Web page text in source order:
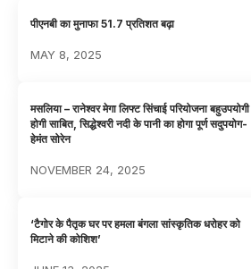
पीएनबी का मुनाफा 51.7 प्रतिशत बढ़ा
MAY 8, 2025
मसलिया – रानेश्वर मेगा लिफ्ट सिंचाई परियोजना बहुउपयोगी
होगी साबित, सिद्धेश्वरी नदी के पानी का होगा पूर्ण सदुपयोग-
हेमंत सोरेन
NOVEMBER 24, 2025
‘टैगोर के पैतृक घर पर हमला बंगला सांस्कृतिक धरोहर को
मिटाने की कोशिश’